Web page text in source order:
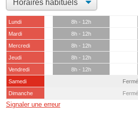
Lundi 8h - 12h
Mardi
8h - 12h
Mercredi
8h - 12h
Jeudi
8h - 12h
Vendredi
8h - 12h
Samedi
Fermé
Dimanche
Fermé
Signaler une erreur